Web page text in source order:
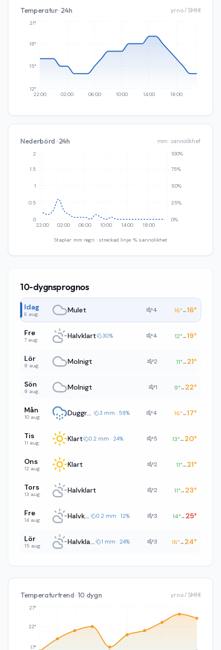
Temperatur · 24h yr.no / SMHI
22:00 02:00 06:00 10:00 14:00 18:00
12°
15°
18°
21°
Nederbörd · 24h mm · sannolikhet
22:00 02:00 06:00 10:00 14:00 18:00
0
0.5
1
1.5
2
0%
25%
50%
75%
100%
Staplar: mm regn · streckad linje: % sannolikhet
10-dygnsprognos
Idag
6 aug. Mulet 4 16°→16°
Fre
7 aug. Halvklart 30% 4 12°→19°
Lör
8 aug. Molnigt 2 11°→ 21°
Sön
9 aug. Molnigt 1 9°→ 22°
Mån
10 aug. Duggregn 3 mm · 58% 4 16°→17°
Tis
11 aug. Klart 0.2 mm · 24% 5 13°→ 20°
Ons
12 aug. Klart 2 11°→ 21°
Tors
13 aug. Halvklart 2 11°→ 23°
Fre
14 aug. Halvklart 0.2 mm · 12% 3 14°→ 25°
Lör
15 aug. Halvklart 1 mm · 24% 3 16°→ 24°
Temperaturtrend · 10 dygn yr.no / SMHI
17°
22°
27°